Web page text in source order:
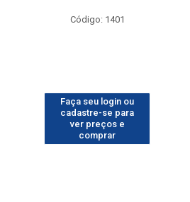
Código: 1401
Faça seu login ou
cadastre-se para
ver preços e
comprar